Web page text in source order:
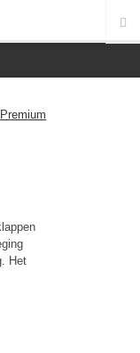
Het